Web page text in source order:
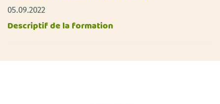
05.09.2022
Descriptif de la formation